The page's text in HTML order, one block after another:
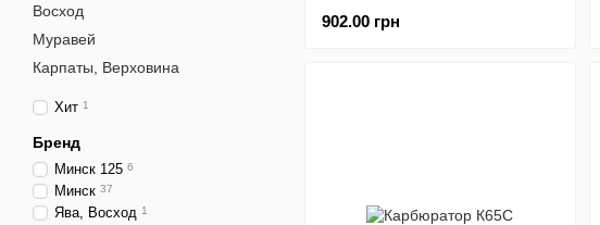
царапины краски)
902.00 грн
Восход
Муравей
Карпаты, Верховина
Хит 1
Бренд
Минск 125 6
Минск 37
Ява, Восход 1